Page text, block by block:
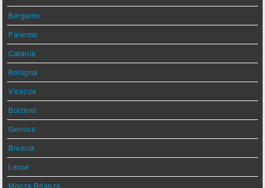
Bergamo
Palermo
Catania
Bologna
Vicenza
Bolzano
Genova
Brescia
Lecce
Monza Brianza